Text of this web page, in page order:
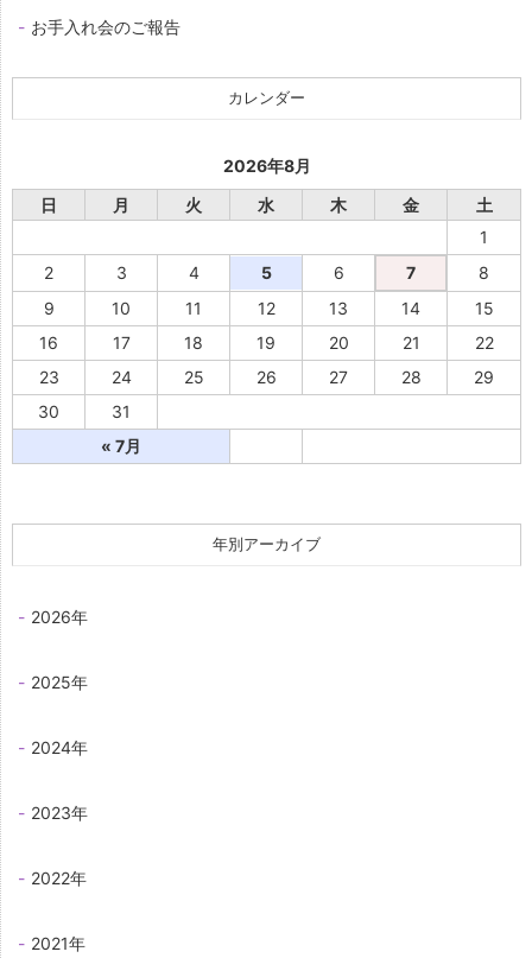
お手入れ会のご報告
カレンダー
2026年8月
日
月 火 水 木 金 土
« 7月
1
2
3 4 5 6 7
8
9
10 11 12 13 14
15
16
17 18 19 20 21
22
23
24 25 26 27 28
29
30
31
年別アーカイブ
2026年
2025年
2024年
2023年
2022年
2021年